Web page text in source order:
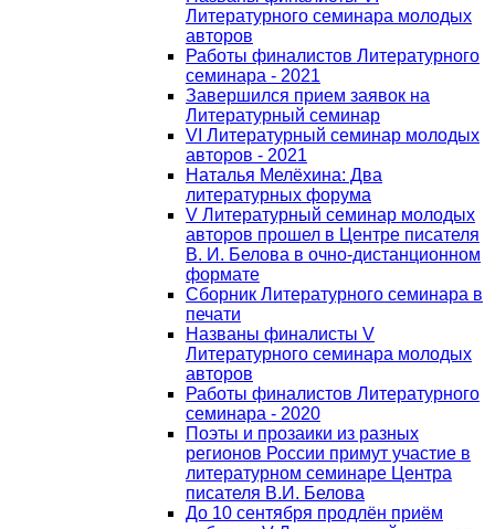
Литературного семинара молодых
авторов
Работы финалистов Литературного
семинара - 2021
Завершился прием заявок на
Литературный семинар
VI Литературный семинар молодых
авторов - 2021
Наталья Мелёхина: Два
литературных форума
V Литературный семинар молодых
авторов прошел в Центре писателя
В. И. Белова в очно-дистанционном
формате
Сборник Литературного семинара в
печати
Названы финалисты V
Литературного семинара молодых
авторов
Работы финалистов Литературного
семинара - 2020
Поэты и прозаики из разных
регионов России примут участие в
литературном семинаре Центра
писателя В.И. Белова
До 10 сентября продлён приём